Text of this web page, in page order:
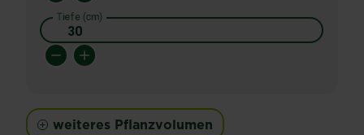
Tiefe (cm)
weiteres Pflanzvolumen